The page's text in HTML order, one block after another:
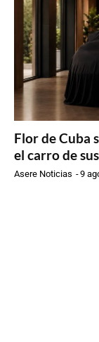
Flor de Cuba
el carro de
Asere Noticias -9